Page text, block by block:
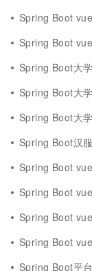
Spring Boot
Spring Boot
Spring Boot大
Spring Boot大
Spring Boot大
Spring Boot汉
Spring Boot
Spring Boot
Spring Boot
Spring Boot
Spring Boot平